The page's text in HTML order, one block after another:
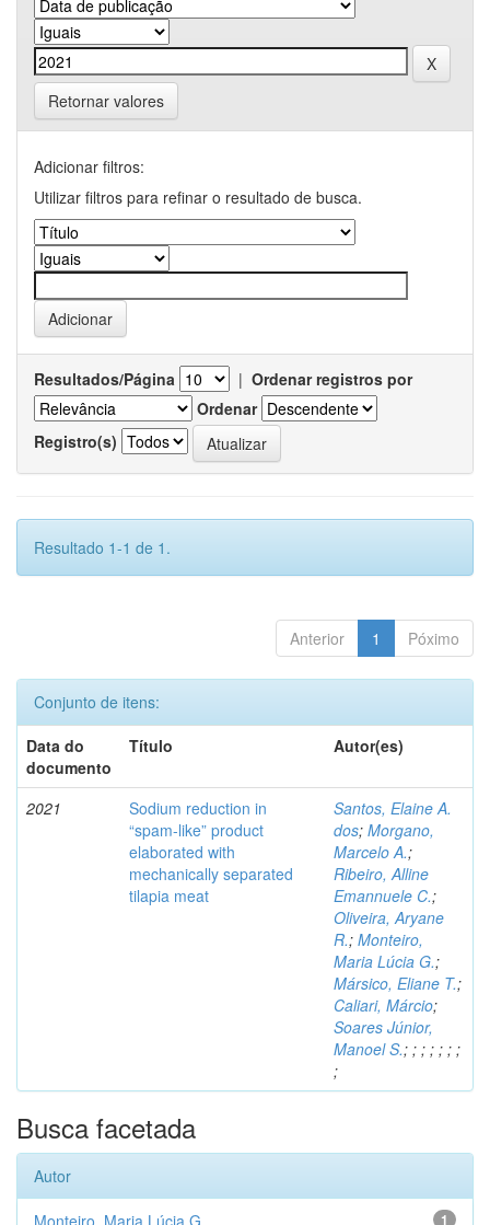
Retornar valores
Adicionar filtros:
Utilizar filtros para refinar o resultado de busca.
Resultados/Página | Ordenar registros por
Ordenar
Registro(s)
Resultado 1-1 de 1.
Anterior 1 Póximo
Conjunto de itens:
Data do
documento
Título Autor(es)
2021
Sodium reduction in
“spam-like” product
elaborated with
mechanically separated
tilapia meat
Santos, Elaine A.
dos; Morgano,
Marcelo A.;
Ribeiro, Alline
Emannuele C.;
Oliveira, Aryane
R.; Monteiro,
Maria Lúcia G.;
Mársico, Eliane T.;
Caliari, Márcio;
Soares Júnior,
Manoel S.; ; ; ; ; ; ;
;
Busca facetada
Autor
1